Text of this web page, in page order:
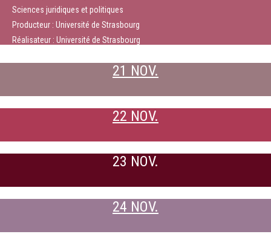
Sciences juridiques et politiques
Producteur : Université de Strasbourg
Réalisateur : Université de Strasbourg
21 NOV.
22 NOV.
23 NOV.
24 NOV.